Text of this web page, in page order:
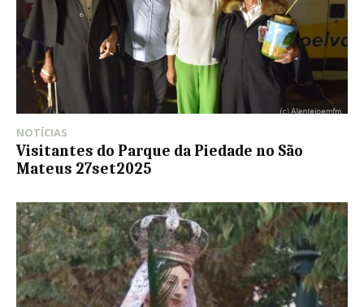
NOTÍCIAS
Visitantes do Parque da Piedade no São
Mateus 27set2025